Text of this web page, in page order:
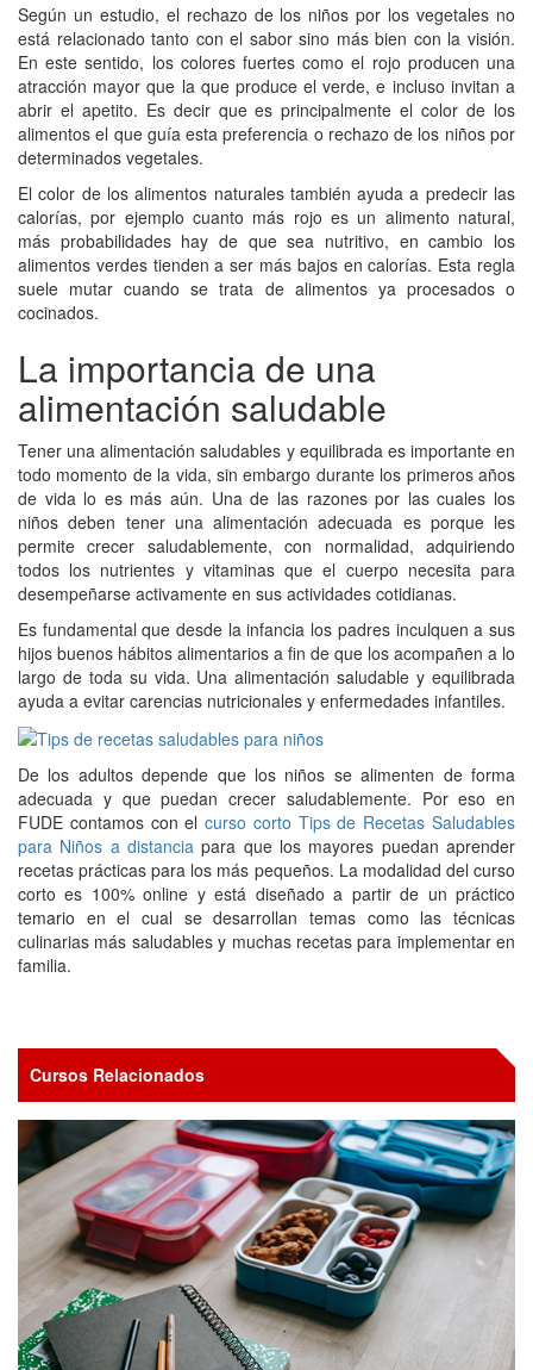
Según un estudio, el rechazo de los niños por los vegetales no
está relacionado tanto con el sabor sino más bien con la visión.
En este sentido, los colores fuertes como el rojo producen una
atracción mayor que la que produce el verde, e incluso invitan a
abrir el apetito. Es decir que es principalmente el color de los
alimentos el que guía esta preferencia o rechazo de los niños por
determinados vegetales.
El color de los alimentos naturales también ayuda a predecir las
calorías, por ejemplo cuanto más rojo es un alimento natural,
más probabilidades hay de que sea nutritivo, en cambio los
alimentos verdes tienden a ser más bajos en calorías. Esta regla
suele mutar cuando se trata de alimentos ya procesados o
cocinados.
La importancia de una
alimentación saludable
Tener una alimentación saludables y equilibrada es importante en
todo momento de la vida, sin embargo durante los primeros años
de vida lo es más aún. Una de las razones por las cuales los
niños deben tener una alimentación adecuada es porque les
permite crecer saludablemente, con normalidad, adquiriendo
todos los nutrientes y vitaminas que el cuerpo necesita para
desempeñarse activamente en sus actividades cotidianas.
Es fundamental que desde la infancia los padres inculquen a sus
hijos buenos hábitos alimentarios a fin de que los acompañen a lo
largo de toda su vida. Una alimentación saludable y equilibrada
ayuda a evitar carencias nutricionales y enfermedades infantiles.
De los adultos depende que los niños se alimenten de forma
adecuada y que puedan crecer saludablemente. Por eso en
FUDE contamos con elcurso corto Tips de Recetas Saludables
para Niños a distancia para que los mayores puedan aprender
recetas prácticas para los más pequeños. La modalidad del curso
corto es 100% online y está diseñado a partir de un práctico
temario en el cual se desarrollan temas como las técnicas
culinarias más saludables y muchas recetas para implementar en
familia.
Cursos Relacionados